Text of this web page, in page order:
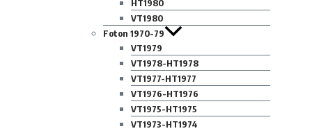
HT1980
VT1980
Foton 1970-79
VT1979
VT1978-HT1978
VT1977-HT1977
VT1976-HT1976
VT1975-HT1975
VT1973-HT1974